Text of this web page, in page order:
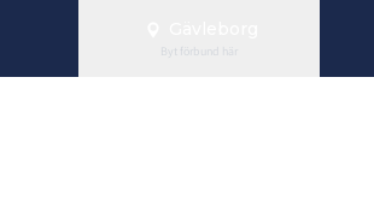
Byt förbund här